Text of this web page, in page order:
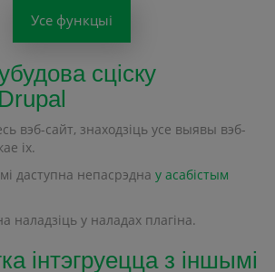
Усе функцыі
сціску
вэб-сайт, знаходзіць усе выявы вэб-
іх.
даступна непасрэдна у асабістым
наладзіць у наладах плагіна.
інтэгруецца з іншымі